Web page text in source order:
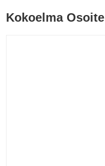
Kokoelma Osoite